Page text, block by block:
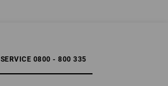
SERVICE 0800 - 800 335